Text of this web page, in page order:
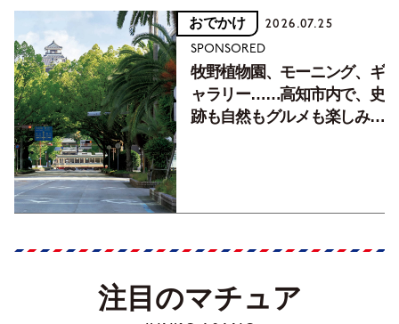
おでかけ 2026.07.25
SPONSORED
牧野植物園、モーニング、ギ
ャラリー……高知市内で、史
跡も自然もグルメも楽しみ尽
注目のマチュア